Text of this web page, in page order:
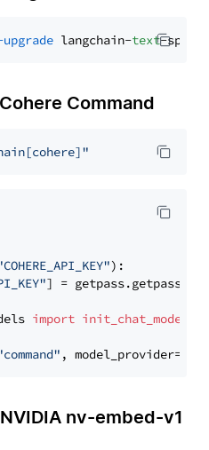
langchain-text
Command
):
] = getpass.getpass(
import init_chat_model
, model_provider=
nv-embed-v1